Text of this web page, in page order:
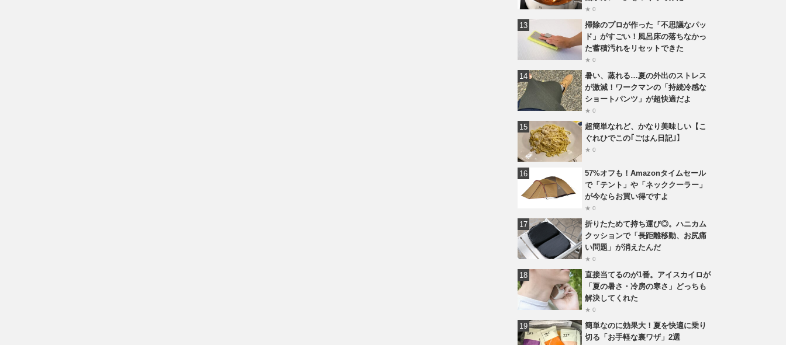
★ 0
掃除のプロが作った「不思議なパッ
ド」がすごい！風呂床の落ちなかっ
た蓄積汚れをリセットできた
★ 0
暑い、蒸れる…夏の外出のストレス
が激減！ワークマンの「持続冷感な
ショートパンツ」が超快適だよ
★ 0
超簡単なれど、かなり美味しい【こ
ぐれひでこの｢ごはん日記｣】
★ 0
57%オフも！Amazonタイムセール
で「テント」や「ネッククーラー」
が今ならお買い得ですよ
★ 0
折りたためて持ち運び◎。ハニカム
クッションで「長距離移動、お尻痛
い問題」が消えたんだ
★ 0
直接当てるのが1番。アイスカイロが
「夏の暑さ・冷房の寒さ」どっちも
解決してくれた
★ 0
簡単なのに効果大！夏を快適に乗り
切る「お手軽な裏ワザ」2選